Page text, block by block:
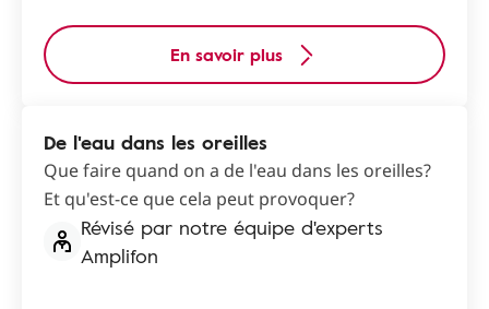
En savoir plus
De l'eau dans les oreilles
Que faire quand on a de l'eau dans les oreilles?
Et qu'est-ce que cela peut provoquer?
Révisé par notre équipe d'experts
Amplifon